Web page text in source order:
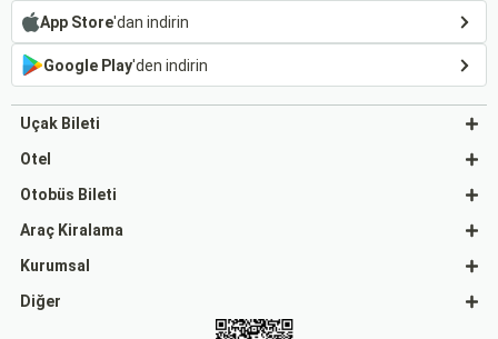
App Store'dan indirin
Google Play'den indirin
Uçak Bileti
Otel
Otobüs Bileti
Araç Kiralama
Kurumsal
Diğer